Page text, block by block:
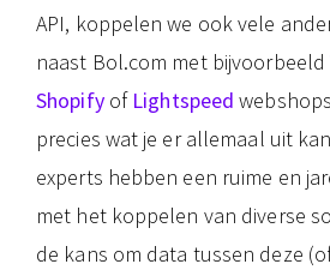
API, koppelen we ook vele
naast Bol.com met bijvoorbeeld
Shopifyof Lightspeed
precies wat je er allemaal uit
experts hebben een ruime en
met het koppelen van diverse
de kans om data tussen deze